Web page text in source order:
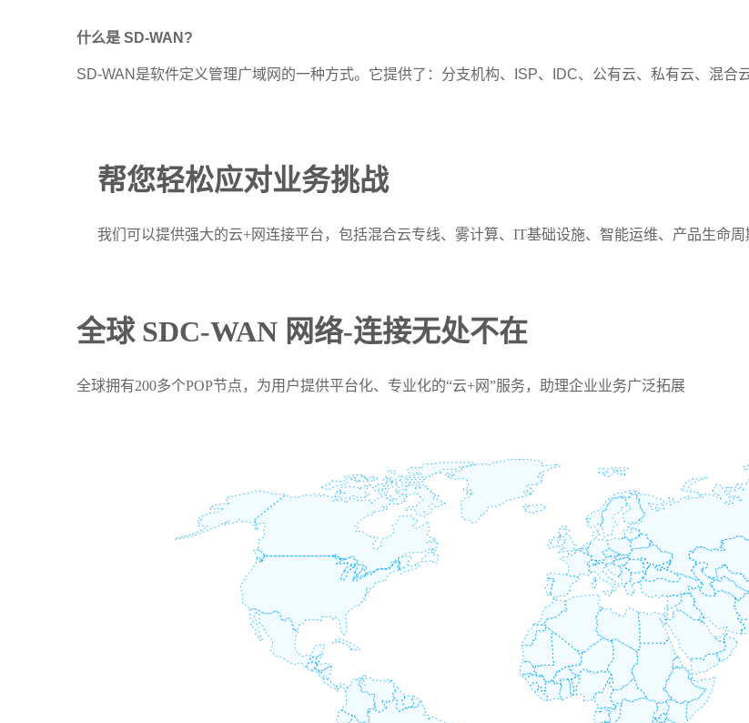
什么是 SD-WAN?
SD-WAN是软件定义管理广域网的一种方式。它提供了：分支机构、ISP、IDC、公有云、私有云、混合
帮您轻松应对业务挑战
我们可以提供强大的云+网连接平台，包括混合云专线、雾计算、IT基础设施、智能运维、产品生命
全球 SDC-WAN 网络-连接无处不在
全球拥有200多个POP节点，为用户提供平台化、专业化的“云+网”服务，助理企业业务广泛拓展